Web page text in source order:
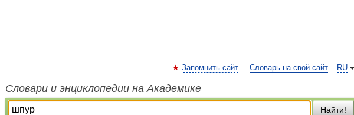
RU
Запомнить сайт Словарь на свой сайт
Словари и энциклопедии на Академике
Найти!